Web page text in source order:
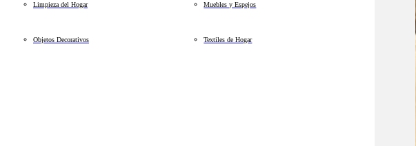
Limpieza del Hogar Muebles y Espejos
Objetos Decorativos Textiles de Hogar